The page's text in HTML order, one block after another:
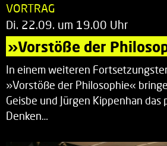
VORTRAG
Di. 22.09. um 19.00 Uhr
»Vorstöße der
In einem weiteren
»Vorstöße der Philosophie«
Geisbe und Jürgen Kippenhan das
Denken…